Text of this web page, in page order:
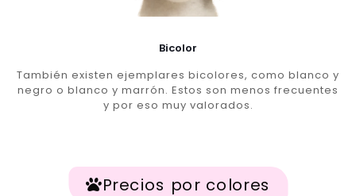
Bicolor
También existen ejemplares bicolores, como blanco y
negro o blanco y marrón. Estos son menos frecuentes
y por eso muy valorados.
Precios por colores